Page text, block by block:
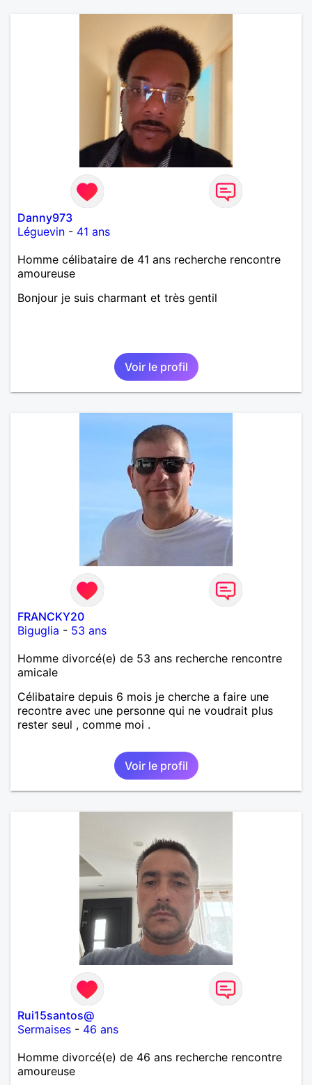
Danny973
Léguevin - 41 ans
Homme célibataire de 41 ans recherche rencontre
amoureuse
Bonjour je suis charmant et très gentil
Voir le profil
FRANCKY20
Biguglia - 53 ans
Homme divorcé(e) de 53 ans recherche rencontre
amicale
Célibataire depuis 6 mois je cherche a faire une
recontre avec une personne qui ne voudrait plus
rester seul , comme moi .
Voir le profil
Rui15santos@
Sermaises - 46 ans
Homme divorcé(e) de 46 ans recherche rencontre
amoureuse